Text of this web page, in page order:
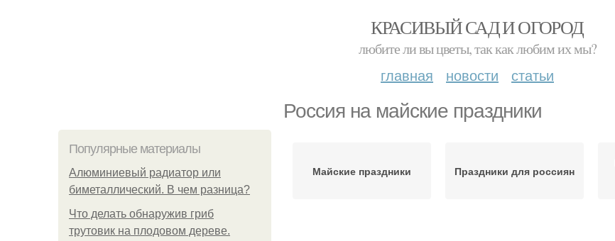
КРАСИВЫЙ САД И ОГОРОД
любите ли вы цветы, так как любим их мы?
главная новости статьи
Россия на майские праздники
Популярные материалы
Алюминиевый радиатор или
биметаллический. В чем разница?
Что делать обнаружив гриб
трутовик на плодовом дереве.
Майские праздники Праздники для россиян